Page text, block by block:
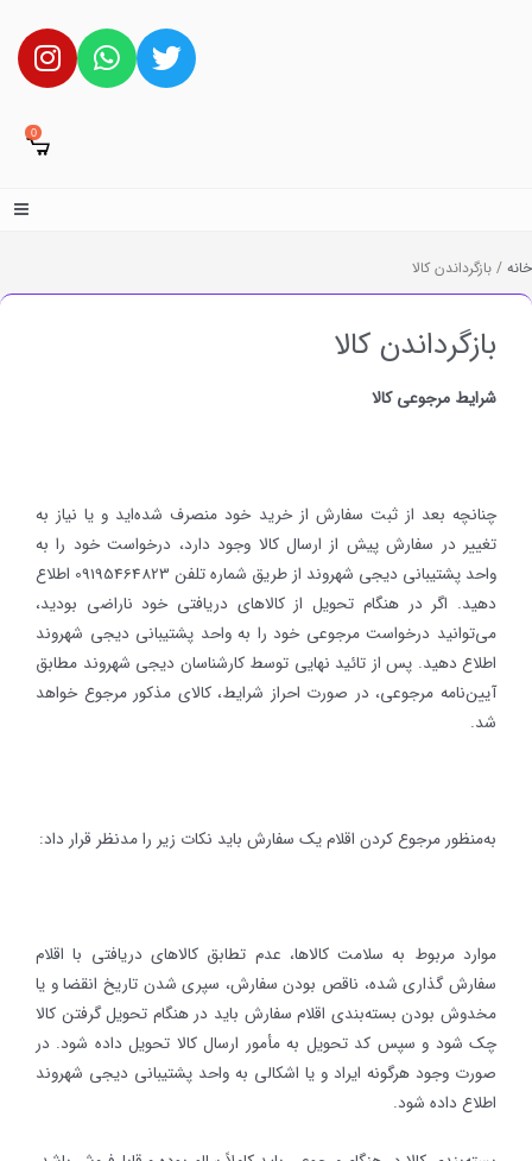
0
خانه / بازگرداندن کالا
بازگرداندن کالا
شرایط مرجوعی کالا
چنانچه بعد از ثبت سفارش از خرید خود منصرف شده‌اید و یا نیاز به
تغییر در سفارش پیش از ارسال کالا وجود دارد، درخواست خود را به
واحد پشتیبانی دیجی شهروند از طریق شماره تلفن 09195464823 اطلاع
دهید. اگر در هنگام تحویل از کالاهای دریافتی خود ناراضی بودید،
می‌توانید درخواست مرجوعی خود را به واحد پشتیبانی دیجی شهروند
اطلاع دهید. پس از تائید نهایی توسط کارشناسان دیجی شهروند مطابق
آیین‌نامه مرجوعی، در صورت احراز شرایط، کالای مذکور مرجوع خواهد
شد.
به‌منظور مرجوع کردن اقلام یک سفارش باید نکات زیر را مدنظر قرار داد:
موارد مربوط به سلامت کالاها، عدم تطابق کالاهای دریافتی با اقلام
سفارش گذاری شده، ناقص بودن سفارش، سپری شدن تاریخ انقضا و یا
مخدوش بودن بسته‌بندی اقلام سفارش باید در هنگام تحویل گرفتن کالا
چک شود و سپس کد تحویل به مأمور ارسال کالا تحویل داده شود. در
صورت وجود هرگونه ایراد و یا اشکالی به واحد پشتیبانی دیجی شهروند
اطلاع داده شود.